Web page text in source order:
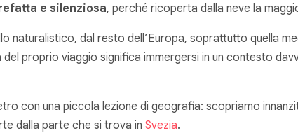
e silenziosa, perché ricoperta dalla neve la
naturalistico, dal resto dell’Europa, soprattutto quella
proprio viaggio significa immergersi in un contesto
con una piccola lezione di geografia: scopriamo
dalla parte che si trova in Svezia.